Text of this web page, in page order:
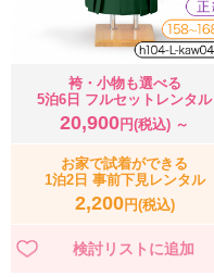
袴・小物も選べる
5泊6日 フルセットレンタル
20,900 円(税込) ～
お家で試着ができる
1泊2日 事前下見レンタル
2,200円(税込)